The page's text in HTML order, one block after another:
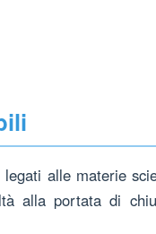
alle materie
alla portata di